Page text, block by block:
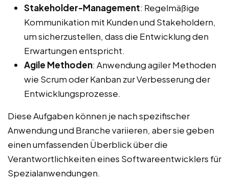
Stakeholder-Management: Regelmäßige
Kommunikation mit Kunden und Stakeholdern,
um sicherzustellen, dass die Entwicklung den
Erwartungen entspricht.
Agile Methoden: Anwendung agiler Methoden
wie Scrum oder Kanban zur Verbesserung der
Entwicklungsprozesse.
Diese Aufgaben können je nach spezifischer
Anwendung und Branche variieren, aber sie geben
einen umfassenden Überblick über die
Verantwortlichkeiten eines Softwareentwicklers für
Spezialanwendungen.